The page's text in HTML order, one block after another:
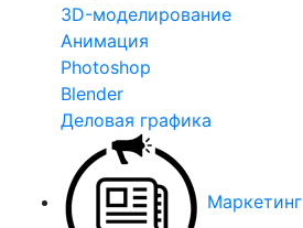
3D-моделирование
Анимация
Photoshop
Blender
Деловая графика
Маркетинг